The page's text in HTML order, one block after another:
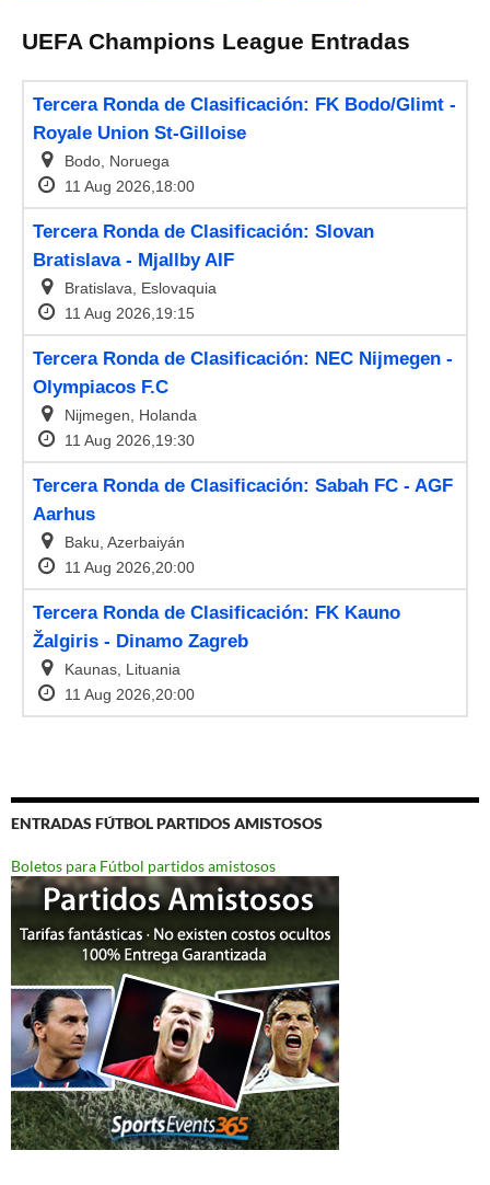
ENTRADAS FÚTBOL PARTIDOS AMISTOSOS
Boletos para Fútbol partidos amistosos